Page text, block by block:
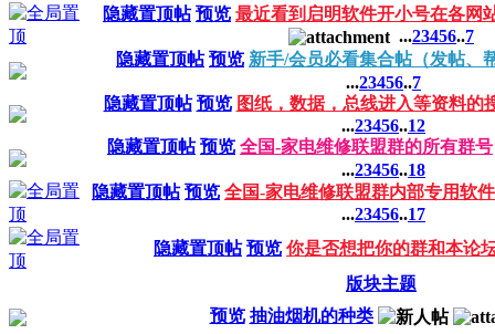
隐藏置顶帖 预览 最近看到启明软件开小号在各网
...23456..7
隐藏置顶帖 预览 新手/会员必看集合帖（发帖、
...23456..7
隐藏置顶帖 预览 图纸，数据，总线进入等资料的
...23456..12
隐藏置顶帖 预览 全国-家电维修联盟群的所有群号
...23456..18
隐藏置顶帖 预览 全国-家电维修联盟群内部专用软
...23456..17
隐藏置顶帖 预览 你是否想把你的群和本论
版块主题
预览 抽油烟机的种类